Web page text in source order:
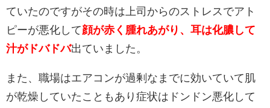
ていたのですがその時は上司からのストレスでアト
ピーが悪化して顔が赤く腫れあがり、耳は化膿して
汁がドバドバ出ていました。
また、職場はエアコンが過剰なまでに効いていて肌
が乾燥していたこともあり症状はドンドン悪化して